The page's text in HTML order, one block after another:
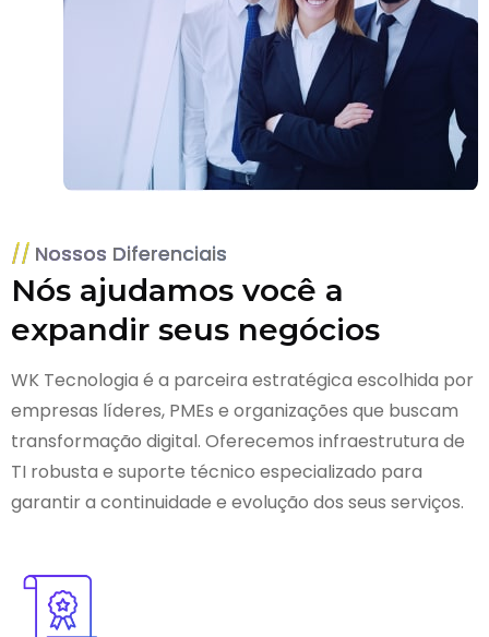
Nossos Diferenciais
Nós ajudamos você a
expandir seus negócios
WK Tecnologia é a parceira estratégica escolhida por
empresas líderes, PMEs e organizações que buscam
transformação digital. Oferecemos infraestrutura de
TI robusta e suporte técnico especializado para
garantir a continuidade e evolução dos seus serviços.